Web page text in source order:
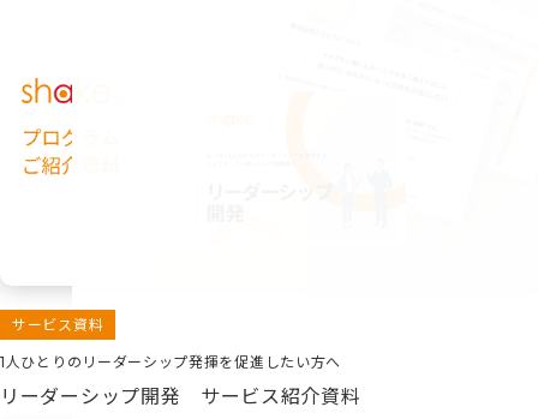
サービス資料
1人ひとりのリーダーシップ発揮を促進したい方へ
リーダーシップ開発 サービス紹介資料